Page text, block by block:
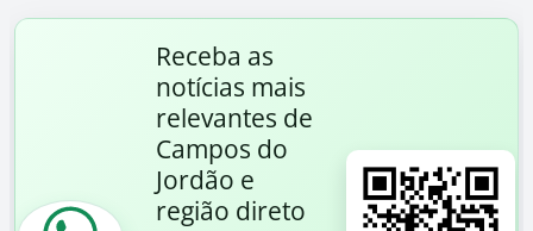
Receba as
notícias mais
relevantes de
Campos do
Jordão e
região direto